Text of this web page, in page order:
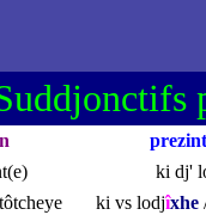
ki dj'
ki vs lodjîxhe